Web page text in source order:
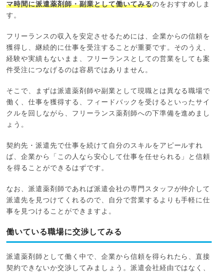
マ時間に派遣薬剤師・副業として働いてみるのをおすすめしま
す。
フリーランスの収入を安定させるためには、企業からの信頼を
獲得し、継続的に仕事を受注することが重要です。そのうえ、
経験や実績もないまま、フリーランスとしての営業をしても案
件受注につなげるのは容易ではありません。
そこで、まずは派遣薬剤師や副業として現職とは異なる職場で
働く、仕事を獲得する、フィードバックを受けるといったサイ
クルを回しながら、フリーランス薬剤師への下準備を進めまし
ょう。
契約先・派遣先で仕事を続けて自分のスキルをアピールすれ
ば、企業から「この人なら安心して仕事を任せられる」と信頼
を得ることができるはずです。
なお、派遣薬剤師であれば派遣会社の専門スタッフが仲介して
派遣先を見つけてくれるので、自分で営業するよりも手軽に仕
事を見つけることができますよ。
働いている職場に交渉してみる
派遣薬剤師として働く中で、企業から信頼を得られたら、直接
契約できないか交渉してみましょう。派遣会社経由ではなく、